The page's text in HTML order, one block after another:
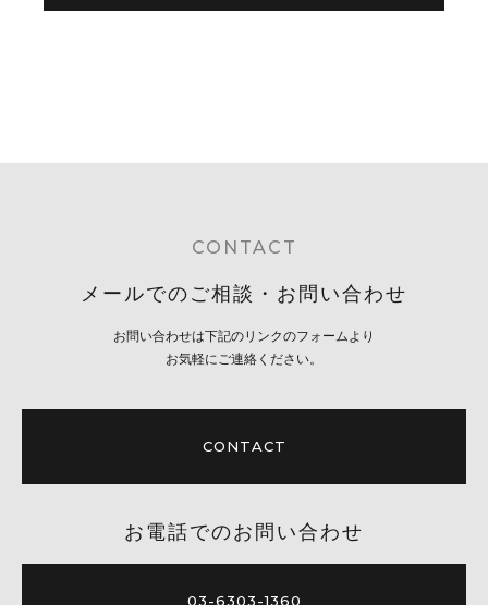
CONTACT
メールでのご相談・お問い合わせ
お問い合わせは下記のリンクのフォームより
お気軽にご連絡ください。
CONTACT
お電話でのお問い合わせ
03-6303-1360